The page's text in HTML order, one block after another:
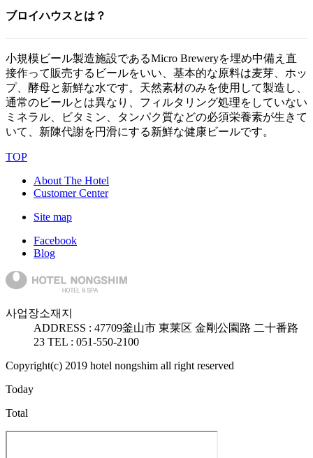
ブロイハウスとは？
小規模ビール製造施設であるMicro Breweryを埋め中備え直
接作って販売するビールをいい、基本的な原料は麦芽、ホッ
プ、酵母と新鮮な水です。天然素材のみを使用して製造し、
通常のビールとは異なり、フィルタリング処理をしていない
ミネラル、ビタミン、タンパク質などの必須栄養素が生きて
いて、新陳代謝を円滑にする新鮮な健康ビールです。
TOP
About The Hotel
Customer Center
Site map
Facebook
Blog
사업장소재지
ADDRESS : 47709釜山市 東莱区 金剛公園路 二十番路
23 TEL : 051-550-2100
Copyright(c) 2019 hotel nongshim all right reserved
Today
Total